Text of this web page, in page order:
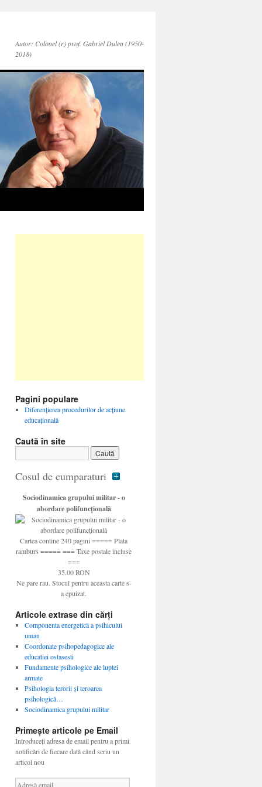
Autor: Colonel (r) prof. Gabriel Dulea (1950-
2018)
Pagini populare
Diferenţierea procedurilor de acţiune
educaţională
Caută în site
Cosul de cumparaturi
Sociodinamica grupului militar - o
abordare polifuncţională
Cartea contine 240 pagini ===== Plata
ramburs ===== === Taxe postale incluse
===
35.00 RON
Ne pare rau. Stocul pentru aceasta carte s-
a epuizat.
Articole extrase din cărți
Componenta energetică a psihicului
uman
Coordonate psihopedagogice ale
educatiei ostasesti
Fundamente psihologice ale luptei
armate
Psihologia terorii şi teroarea
psihologică…
Sociodinamica grupului militar
Primește articole pe Email
Introduceți adresa de email pentru a primi
notificări de fiecare dată când scriu un
articol nou
A